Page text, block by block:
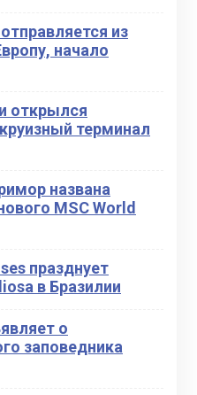
из
начало
открылся
терминал
названа
MSC World
празднует
в Бразилии
о
заповедника